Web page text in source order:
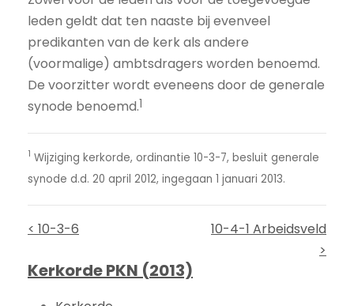
leden geldt dat ten naaste bij evenveel
predikanten van de kerk als andere
(voormalige) ambtsdragers worden benoemd.
De voorzitter wordt eveneens door de generale
synode benoemd.1
1 Wijziging kerkorde, ordinantie 10-3-7, besluit generale
synode d.d. 20 april 2012, ingegaan 1 januari 2013.
< 10-3-6
10-4-1 Arbeidsveld
>
Kerkorde PKN (2013)